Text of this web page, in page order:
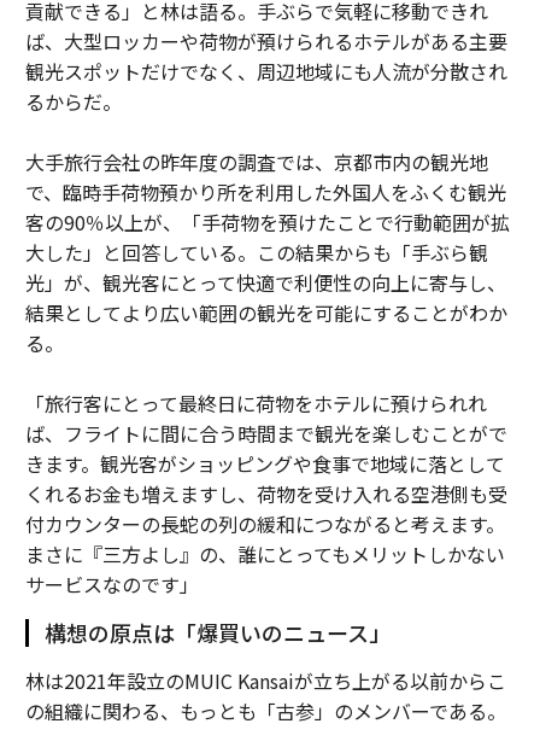
貢献できる」と林は語る。手ぶらで気軽に移動できれ
ば、大型ロッカーや荷物が預けられるホテルがある主要
観光スポットだけでなく、周辺地域にも人流が分散され
るからだ。
大手旅行会社の昨年度の調査では、京都市内の観光地
で、臨時手荷物預かり所を利用した外国人をふくむ観光
客の90％以上が、「手荷物を預けたことで行動範囲が拡
大した」と回答している。この結果からも「手ぶら観
光」が、観光客にとって快適で利便性の向上に寄与し、
結果としてより広い範囲の観光を可能にすることがわか
る。
「旅行客にとって最終日に荷物をホテルに預けられれ
ば、フライトに間に合う時間まで観光を楽しむことがで
きます。観光客がショッピングや食事で地域に落として
くれるお金も増えますし、荷物を受け入れる空港側も受
付カウンターの長蛇の列の緩和につながると考えます。
まさに『三方よし』の、誰にとってもメリットしかない
サービスなのです」
構想の原点は「爆買いのニュース」
林は2021年設立のMUIC Kansaiが立ち上がる以前からこ
の組織に関わる、もっとも「古参」のメンバーである。